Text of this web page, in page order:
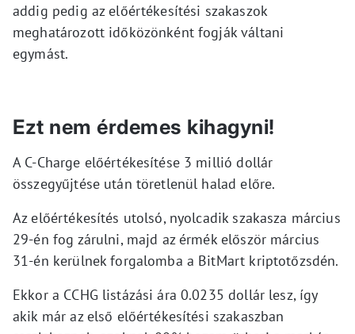
addig pedig az előértékesítési szakaszok
meghatározott időközönként fogják váltani
egymást.
Ezt nem érdemes kihagyni!
A C-Charge előértékesítése 3 millió dollár
összegyűjtése után töretlenül halad előre.
Az előértékesítés utolsó, nyolcadik szakasza március
29-én fog zárulni, majd az érmék először március
31-én kerülnek forgalomba a BitMart kriptotőzsdén.
Ekkor a CCHG listázási ára 0.0235 dollár lesz, így
akik már az első előértékesítési szakaszban